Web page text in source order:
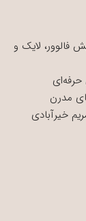
فالوور، لایک و
مدرن
خیرآبادی